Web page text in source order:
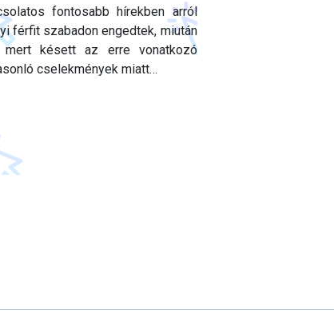
fontosabb hírekben arról
férfit szabadon engedtek, miután
késett az erre vonatkozó
cselekmények miatt…